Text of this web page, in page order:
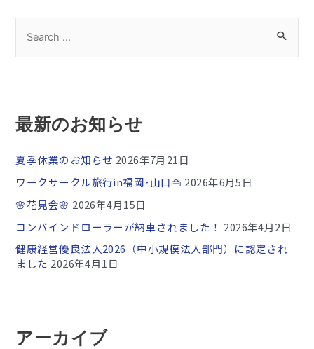
最新のお知らせ
夏季休業のお知らせ 2026年7月21日
ワークサークル旅行in福岡･山口👜 2026年6月5日
🌸花見会🌸 2026年4月15日
コンバインドローラーが納車されました！ 2026年4月2日
健康経営優良法人2026（中小規模法人部門）に認定され
ました 2026年4月1日
アーカイブ